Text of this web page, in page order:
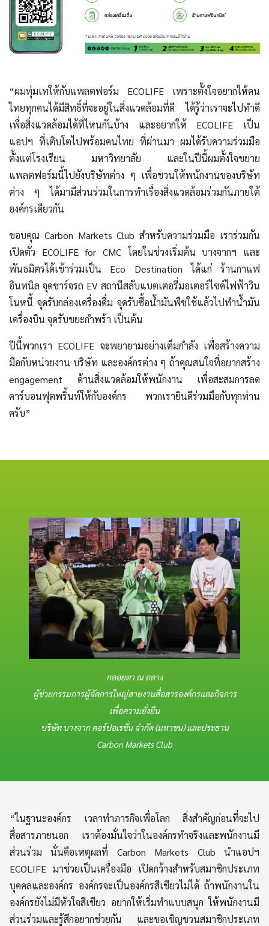
“ผมทุ่มเทให้กับแพลตฟอร์ม ECOLIFE เพราะตั้งใจอยากให้คน
ไทยทุกคนได้มีสิทธิ์ที่จะอยู่ในสิ่งแวดล้อมที่ดี ได้รู้ว่าเราจะไปทำดี
เพื่อสิ่งแวดล้อมได้ที่ไหนกันบ้าง และอยากให้ ECOLIFE เป็น
แอปฯ ที่เติบโตไปพร้อมคนไทย ที่ผ่านมา ผมได้รับความร่วมมือ
ตั้งแต่โรงเรียน มหาวิทยาลัย และในปีนี้ผมตั้งใจขยาย
แพลตฟอร์มนี้ไปยังบริษัทต่าง ๆ เพื่อชวนให้พนักงานของบริษัท
ต่าง ๆ ได้มามีส่วนร่วมในการทำเรื่องสิ่งแวดล้อมร่วมกันภายใต้
องค์กรเดียวกัน
ขอบคุณ Carbon Markets Club สำหรับความร่วมมือ เราร่วมกัน
เปิดตัว ECOLIFE for CMC โดยในช่วงเริ่มต้น บางจากฯ และ
พันธมิตรได้เข้าร่วมเป็น Eco Destination ได้แก่ ร้านกาแฟ
อินทนิล จุดชาร์จรถ EV สถานีสลับแบตเตอรี่มอเตอร์ไซค์ไฟฟ้าวิน
โนหนี้ จุดรับกล่องเครื่องดื่ม จุดรับซื้อน้ำมันพืชใช้แล้วไปทำน้ำมัน
เครื่องบิน จุดรับขยะกำพร้า เป็นต้น
ปีนี้พวกเรา ECOLIFE จะพยายามอย่างเต็มกำลัง เพื่อสร้างความ
มือกับหน่วยงาน บริษัท และองค์กรต่าง ๆ ถ้าคุณสนใจที่อยากสร้าง
engagement ด้านสิ่งแวดล้อมให้พนักงาน เพื่อสะสมการลด
คาร์บอนฟุตพริ้นท์ให้กับองค์กร พวกเรายินดีร่วมมือกับทุกท่าน
ครับ”
กลอยตา ณ ถลาง
ผู้ช่วยกรรมการผู้จัดการใหญ่สายงานสื่อสารองค์กรและกิจการ
เพื่อความยั่งยืน
บริษัท บางจาก คอร์ปอเรชั่น จำกัด (มหาชน) และประธาน
Carbon Markets Club
“ในฐานะองค์กร เวลาทำภารกิจเพื่อโลก สิ่งสำคัญก่อนที่จะไป
สื่อสารภายนอก เราต้องมั่นใจว่าในองค์กรทำจริงและพนักงานมี
ส่วนร่วม นั่นคือเหตุผลที่ Carbon Markets Club นำแอปฯ
ECOLIFE มาช่วยเป็นเครื่องมือ เปิดกว้างสำหรับสมาชิกประเภท
บุคคลและองค์กร องค์กรจะเป็นองค์กรสีเขียวไม่ได้ ถ้าพนักงานใน
องค์กรยังไม่มีหัวใจสีเขียว อยากให้เริ่มทำแบบสนุก ให้พนักงานมี
ส่วนร่วมและรู้สึกอยากช่วยกัน และขอเชิญชวนสมาชิกประเภท